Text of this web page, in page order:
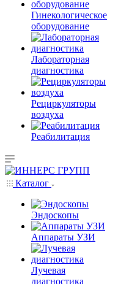
Гинекологическое
оборудование
Лабораторная
диагностика
Рециркуляторы
воздуха
Реабилитация
Каталог
Эндоскопы
Аппараты УЗИ
Лучевая
диагностика